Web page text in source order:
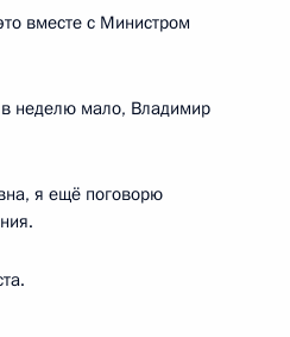
вместе с Министром
неделю мало, Владимир
я ещё поговорю